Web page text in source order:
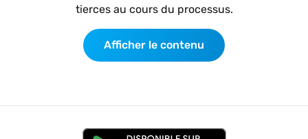
tierces au cours du processus.
Afficher le contenu